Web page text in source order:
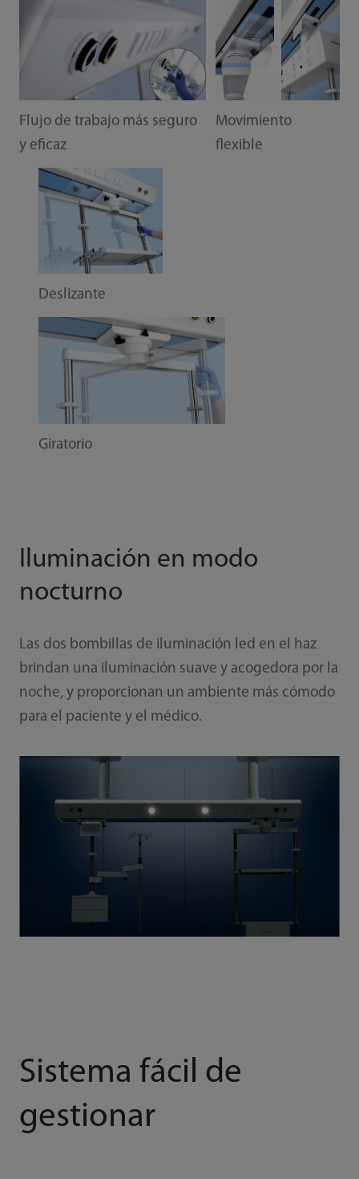
Flujo de trabajo más seguro
y eficaz
Movimiento
flexible
Deslizante
Giratorio
Iluminación en modo
nocturno
Las dos bombillas de iluminación led en el haz
brindan una iluminación suave y acogedora por la
noche, y proporcionan un ambiente más cómodo
para el paciente y el médico.
Sistema fácil de
gestionar